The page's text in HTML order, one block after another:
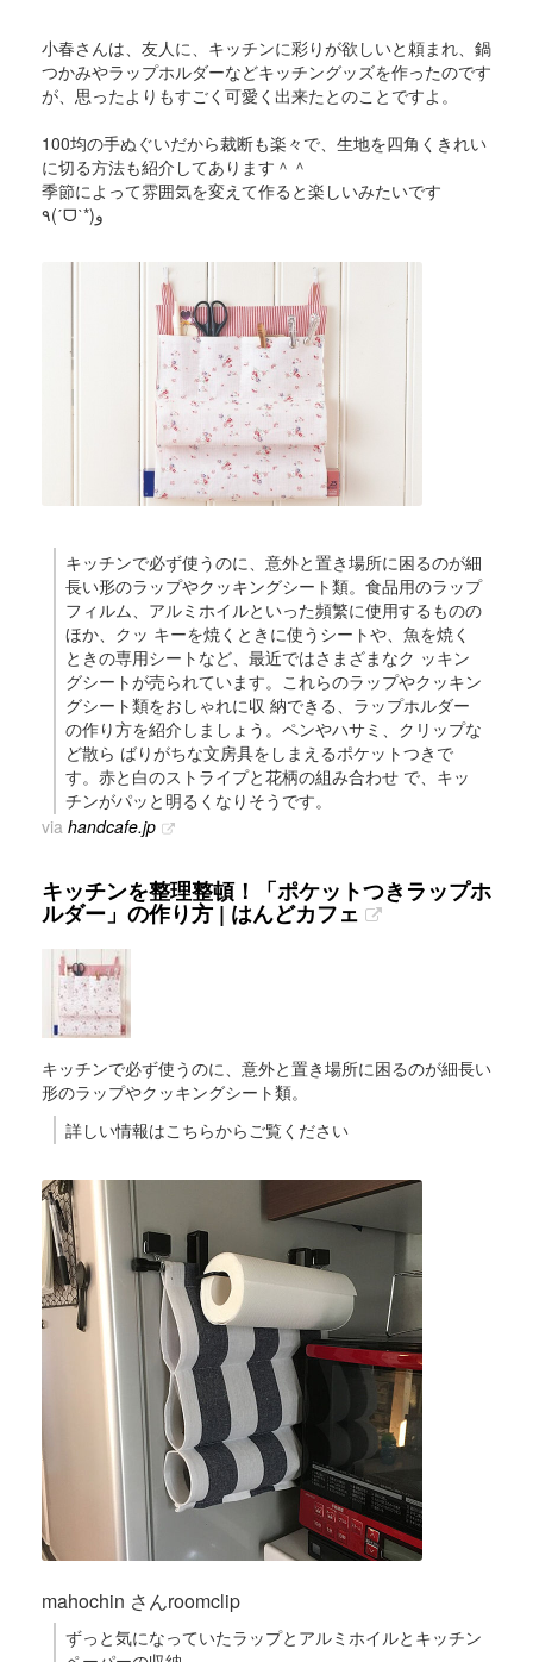
小春さんは、友人に、キッチンに彩りが欲しいと頼まれ、鍋
つかみやラップホルダーなどキッチングッズを作ったのです
が、思ったよりもすごく可愛く出来たとのことですよ。
100均の手ぬぐいだから裁断も楽々で、生地を四角くきれい
に切る方法も紹介してあります＾＾
季節によって雰囲気を変えて作ると楽しいみたいです
٩(ˊᗜˋ*)و
キッチンで必ず使うのに、意外と置き場所に困るのが細
長い形のラップやクッキングシート類。食品用のラップ
フィルム、アルミホイルといった頻繁に使用するものの
ほか、クッ キーを焼くときに使うシートや、魚を焼く
ときの専用シートなど、最近ではさまざまなク ッキン
グシートが売られています。これらのラップやクッキン
グシート類をおしゃれに収 納できる、ラップホルダー
の作り方を紹介しましょう。ペンやハサミ、クリップな
ど散ら ばりがちな文房具をしまえるポケットつきで
す。赤と白のストライプと花柄の組み合わせ で、キッ
チンがパッと明るくなりそうです。
via handcafe.jp
キッチンを整理整頓！「ポケットつきラップホ
ルダー」の作り方 | はんどカフェ
キッチンで必ず使うのに、意外と置き場所に困るのが細長い
形のラップやクッキングシート類。
詳しい情報はこちらからご覧ください
mahochin さんroomclip
ずっと気になっていたラップとアルミホイルとキッチン